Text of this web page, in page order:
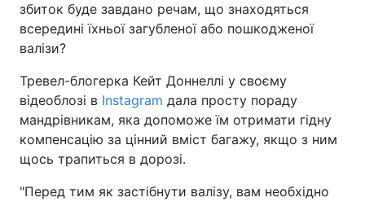
збиток буде завдано речам, що знаходяться
всередині їхньої загубленої або пошкодженої
валізи?
Тревел-блогерка Кейт Доннеллі у своєму
відеоблозі в Instagram дала просту пораду
мандрівникам, яка допоможе їм отримати гідну
компенсацію за цінний вміст багажу, якщо з ним
щось трапиться в дорозі.
"Перед тим як застібнути валізу, вам необхідно